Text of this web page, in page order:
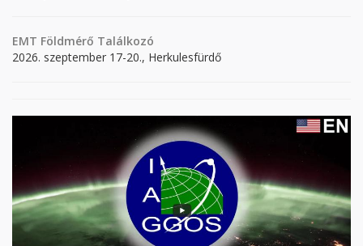
EMT Földmérő Találkozó
2026. szeptember 17-20., Herkulesfürdő